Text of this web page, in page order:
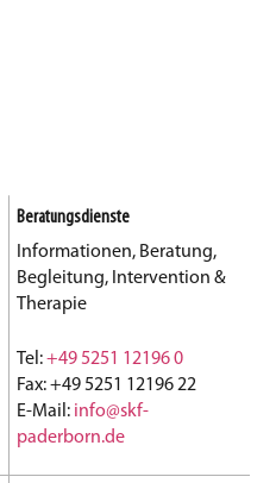
Beratungsdienste
Informationen, Beratung,
Begleitung, Intervention &
Therapie
Tel:+49 5251 12196 0
Fax: +49 5251 12196 22
E-Mail: info@skf-
paderborn.de